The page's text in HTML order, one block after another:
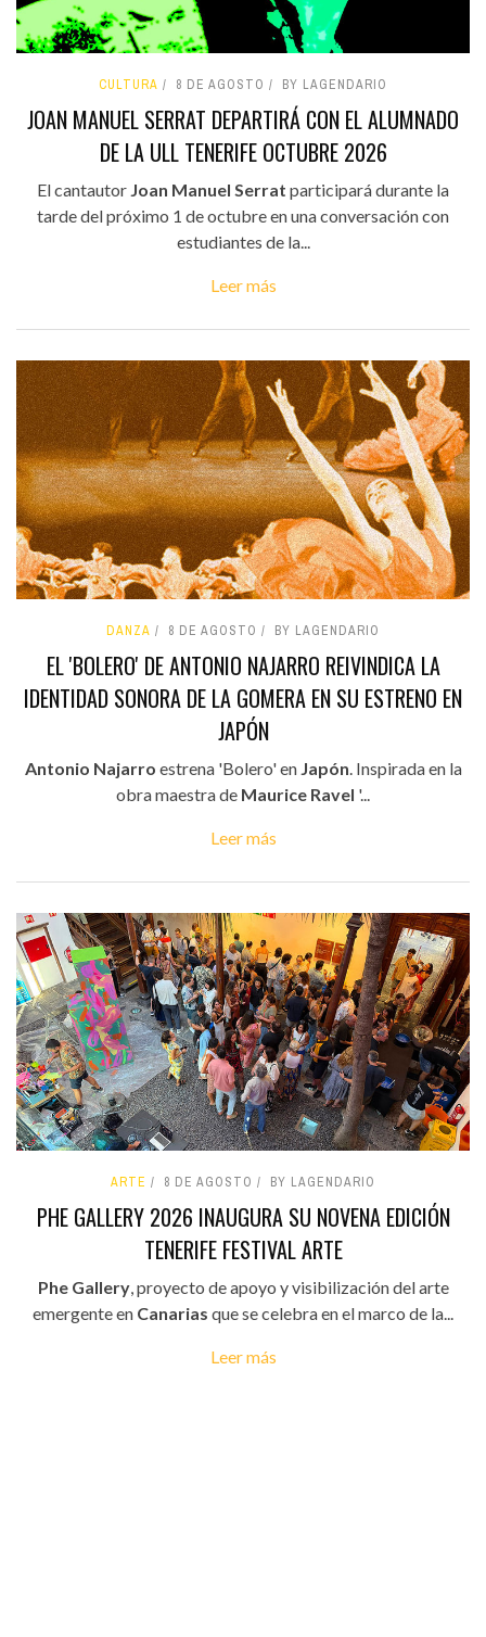
CULTURA 8 DE AGOSTO BY LAGENDARIO
JOAN MANUEL SERRAT DEPARTIRÁ CON EL ALUMNADO
DE LA ULL TENERIFE OCTUBRE 2026
El cantautor Joan Manuel Serrat participará durante la
tarde del próximo 1 de octubre en una conversación con
estudiantes de la...
Leer más
DANZA 8 DE AGOSTO BY LAGENDARIO
EL 'BOLERO' DE ANTONIO NAJARRO REIVINDICA LA
IDENTIDAD SONORA DE LA GOMERA EN SU ESTRENO EN
JAPÓN
Antonio Najarro estrena 'Bolero' en Japón . Inspirada en la
obra maestra de Maurice Ravel '...
Leer más
ARTE 8 DE AGOSTO BY LAGENDARIO
PHE GALLERY 2026 INAUGURA SU NOVENA EDICIÓN
TENERIFE FESTIVAL ARTE
Phe Gallery, proyecto de apoyo y visibilización del arte
emergente en Canarias que se celebra en el marco de la...
Leer más